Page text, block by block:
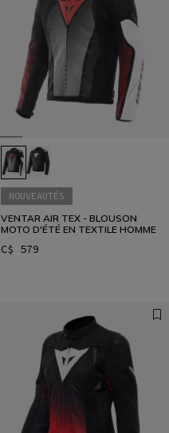
NOUVEAUTÉS
VENTAR AIR TEX - BLOUSON
MOTO D'ÉTÉ EN TEXTILE HOMME
C$ 579